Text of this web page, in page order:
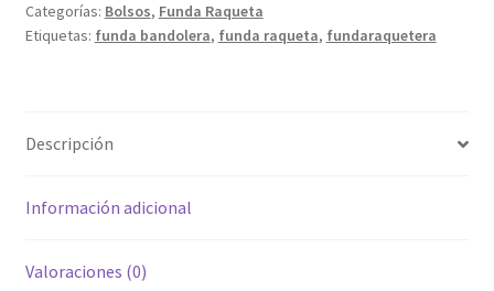
Categorías: Bolsos, Funda Raqueta
Etiquetas: funda bandolera, funda raqueta, fundaraquetera
Descripción
Información adicional
Valoraciones (0)